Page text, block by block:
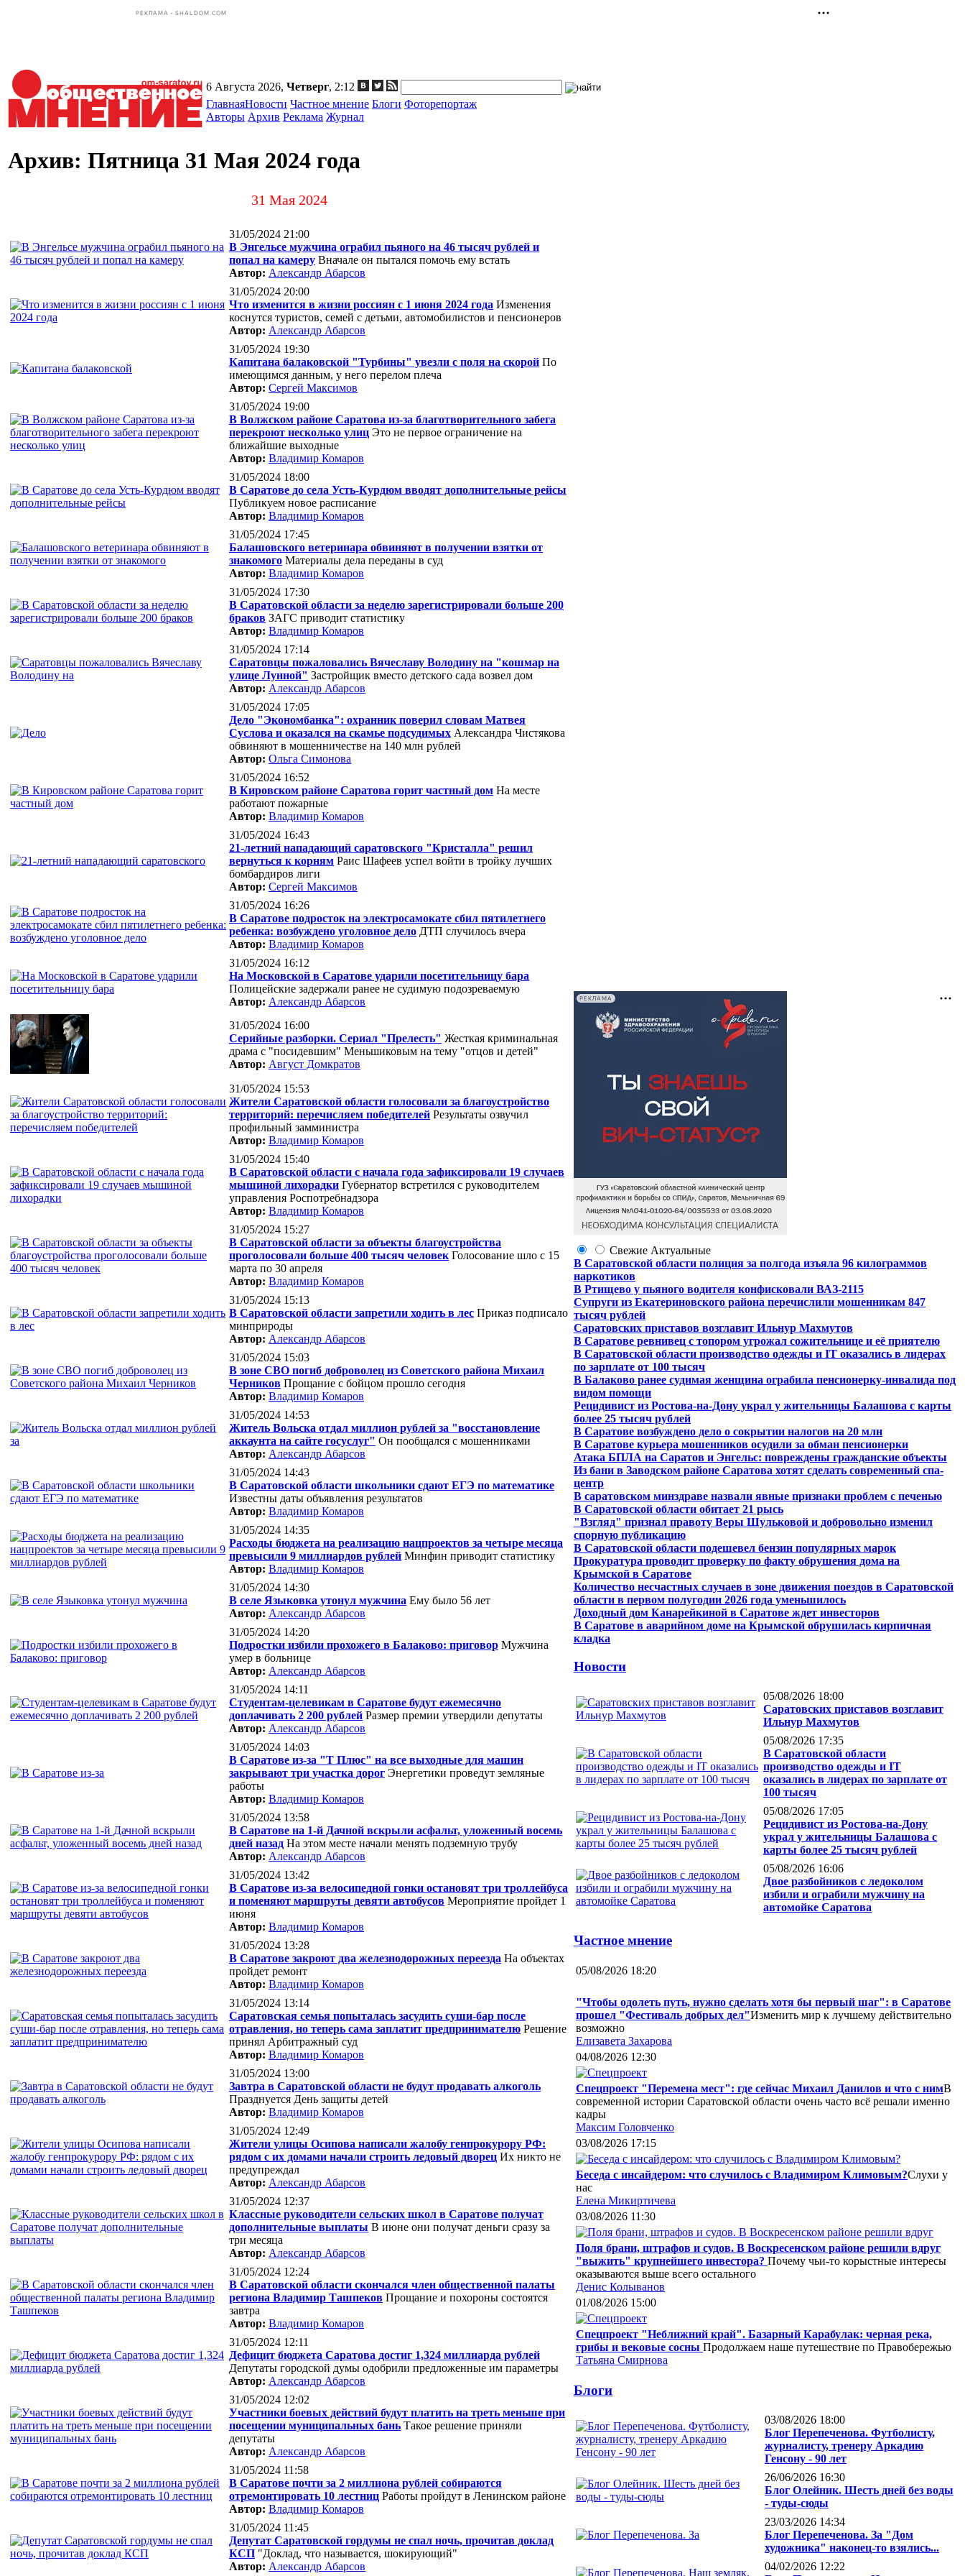
РЕКЛАМА • SHALDOM.COM
6 Августа 2026, Четверг, 2:12
ГлавнаяНовости Частное мнение Блоги Фоторепортаж
Авторы Архив Реклама Журнал
Архив: Пятница 31 Мая 2024 года
31 Мая 2024
31/05/2024 21:00
В Энгельсе мужчина ограбил пьяного на 46 тысяч рублей и
попал на камеру Вначале он пытался помочь ему встать
Автор: Александр Абарсов
31/05/2024 20:00
Что изменится в жизни россиян с 1 июня 2024 года Изменения
коснутся туристов, семей с детьми, автомобилистов и пенсионеров
Автор: Александр Абарсов
31/05/2024 19:30
Капитана балаковской "Турбины" увезли с поля на скорой По
имеющимся данным, у него перелом плеча
Автор: Сергей Максимов
31/05/2024 19:00
В Волжском районе Саратова из-за благотворительного забега
перекроют несколько улиц Это не первое ограничение на
ближайшие выходные
Автор: Владимир Комаров
31/05/2024 18:00
В Саратове до села Усть-Курдюм вводят дополнительные рейсы
Публикуем новое расписание
Автор: Владимир Комаров
31/05/2024 17:45
Балашовского ветеринара обвиняют в получении взятки от
знакомого Материалы дела переданы в суд
Автор: Владимир Комаров
31/05/2024 17:30
В Саратовской области за неделю зарегистрировали больше 200
браков ЗАГС приводит статистику
Автор: Владимир Комаров
31/05/2024 17:14
Саратовцы пожаловались Вячеславу Володину на "кошмар на
улице Лунной" Застройщик вместо детского сада возвел дом
Автор: Александр Абарсов
31/05/2024 17:05
Дело "Экономбанка": охранник поверил словам Матвея
Суслова и оказался на скамье подсудимых Александра Чистякова
обвиняют в мошенничестве на 140 млн рублей
Автор: Ольга Симонова
31/05/2024 16:52
В Кировском районе Саратова горит частный дом На месте
работают пожарные
Автор: Владимир Комаров
31/05/2024 16:43
21-летний нападающий саратовского "Кристалла" решил
вернуться к корням Раис Шафеев успел войти в тройку лучших
бомбардиров лиги
Автор: Сергей Максимов
31/05/2024 16:26
В Саратове подросток на электросамокате сбил пятилетнего
ребенка: возбуждено уголовное дело ДТП случилось вчера
Автор: Владимир Комаров
31/05/2024 16:12
На Московской в Саратове ударили посетительницу бара
Полицейские задержали ранее не судимую подозреваемую
Автор: Александр Абарсов
31/05/2024 16:00
Серийные разборки. Сериал "Прелесть" Жесткая криминальная
драма с "посидевшим" Меньшиковым на тему "отцов и детей"
Автор: Август Домкратов
31/05/2024 15:53
Жители Саратовской области голосовали за благоустройство
территорий: перечисляем победителей Результаты озвучил
профильный замминистра
Автор: Владимир Комаров
31/05/2024 15:40
В Саратовской области с начала года зафиксировали 19 случаев
мышиной лихорадки Губернатор встретился с руководителем
управления Роспотребнадзора
Автор: Владимир Комаров
31/05/2024 15:27
В Саратовской области за объекты благоустройства
проголосовали больше 400 тысяч человек Голосование шло с 15
марта по 30 апреля
Автор: Владимир Комаров
31/05/2024 15:13
В Саратовской области запретили ходить в лес Приказ подписало
минприроды
Автор: Александр Абарсов
31/05/2024 15:03
В зоне СВО погиб доброволец из Советского района Михаил
Черников Прощание с бойцом прошло сегодня
Автор: Владимир Комаров
31/05/2024 14:53
Житель Вольска отдал миллион рублей за "восстановление
аккаунта на сайте госуслуг" Он пообщался с мошенниками
Автор: Александр Абарсов
31/05/2024 14:43
В Саратовской области школьники сдают ЕГЭ по математике
Известны даты объявления результатов
Автор: Владимир Комаров
31/05/2024 14:35
Расходы бюджета на реализацию нацпроектов за четыре месяца
превысили 9 миллиардов рублей Минфин приводит статистику
Автор: Владимир Комаров
31/05/2024 14:30
В селе Языковка утонул мужчина Ему было 56 лет
Автор: Александр Абарсов
31/05/2024 14:20
Подростки избили прохожего в Балаково: приговор Мужчина
умер в больнице
Автор: Александр Абарсов
31/05/2024 14:11
Студентам-целевикам в Саратове будут ежемесячно
доплачивать 2 200 рублей Размер премии утвердили депутаты
Автор: Александр Абарсов
31/05/2024 14:03
В Саратове из-за "Т Плюс" на все выходные для машин
закрывают три участка дорог Энергетики проведут земляные
работы
Автор: Владимир Комаров
31/05/2024 13:58
В Саратове на 1-й Дачной вскрыли асфальт, уложенный восемь
дней назад На этом месте начали менять подземную трубу
Автор: Александр Абарсов
31/05/2024 13:42
В Саратове из-за велосипедной гонки остановят три троллейбуса
и поменяют маршруты девяти автобусов Мероприятие пройдет 1
июня
Автор: Владимир Комаров
31/05/2024 13:28
В Саратове закроют два железнодорожных переезда На объектах
пройдет ремонт
Автор: Владимир Комаров
31/05/2024 13:14
Саратовская семья попыталась засудить суши-бар после
отравления, но теперь сама заплатит предпринимателю Решение
принял Арбитражный суд
Автор: Владимир Комаров
31/05/2024 13:00
Завтра в Саратовской области не будут продавать алкоголь
Празднуется День защиты детей
Автор: Владимир Комаров
31/05/2024 12:49
Жители улицы Осипова написали жалобу генпрокурору РФ:
рядом с их домами начали строить ледовый дворец Их никто не
предупреждал
Автор: Александр Абарсов
31/05/2024 12:37
Классные руководители сельских школ в Саратове получат
дополнительные выплаты В июне они получат деньги сразу за
три месяца
Автор: Александр Абарсов
31/05/2024 12:24
В Саратовской области скончался член общественной палаты
региона Владимир Ташпеков Прощание и похороны состоятся
завтра
Автор: Владимир Комаров
31/05/2024 12:11
Дефицит бюджета Саратова достиг 1,324 миллиарда рублей
Депутаты городской думы одобрили предложенные им параметры
Автор: Александр Абарсов
31/05/2024 12:02
Участники боевых действий будут платить на треть меньше при
посещении муниципальных бань Такое решение приняли
депутаты
Автор: Александр Абарсов
31/05/2024 11:58
В Саратове почти за 2 миллиона рублей собираются
отремонтировать 10 лестниц Работы пройдут в Ленинском районе
Автор: Владимир Комаров
31/05/2024 11:45
Депутат Саратовской гордумы не спал ночь, прочитав доклад
КСП "Доклад, что называется, шокирующий"
Автор: Александр Абарсов
РЕКЛАМА
Свежие Актуальные
В Саратовской области полиция за полгода изъяла 96 килограммов
наркотиков
В Ртищево у пьяного водителя конфисковали ВАЗ-2115
Супруги из Екатериновского района перечислили мошенникам 847
тысяч рублей
Саратовских приставов возглавит Ильнур Махмутов
В Саратове ревнивец с топором угрожал сожительнице и её приятелю
В Саратовской области производство одежды и IT оказались в лидерах
по зарплате от 100 тысяч
В Балаково ранее судимая женщина ограбила пенсионерку-инвалида под
видом помощи
Рецидивист из Ростова-на-Дону украл у жительницы Балашова с карты
более 25 тысяч рублей
В Саратове возбуждено дело о сокрытии налогов на 20 млн
В Саратове курьера мошенников осудили за обман пенсионерки
Атака БПЛА на Саратов и Энгельс: повреждены гражданские объекты
Из бани в Заводском районе Саратова хотят сделать современный спа-
центр
В саратовском минздраве назвали явные признаки проблем с печенью
В Саратовской области обитает 21 рысь
"Взгляд" признал правоту Веры Шульковой и добровольно изменил
спорную публикацию
В Саратовской области подешевел бензин популярных марок
Прокуратура проводит проверку по факту обрушения дома на
Крымской в Саратове
Количество несчастных случаев в зоне движения поездов в Саратовской
области в первом полугодии 2026 года уменьшилось
Доходный дом Канарейкиной в Саратове ждет инвесторов
В Саратове в аварийном доме на Крымской обрушилась кирпичная
кладка
Новости
05/08/2026 18:00
Саратовских приставов возглавит
Ильнур Махмутов
05/08/2026 17:35
В Саратовской области
производство одежды и IT
оказались в лидерах по зарплате от
100 тысяч
05/08/2026 17:05
Рецидивист из Ростова-на-Дону
украл у жительницы Балашова с
карты более 25 тысяч рублей
05/08/2026 16:06
Двое разбойников с ледоколом
избили и ограбили мужчину на
автомойке Саратова
Частное мнение
05/08/2026 18:20
"Чтобы одолеть путь, нужно сделать хотя бы первый шаг": в Саратове
прошел "Фестиваль добрых дел"Изменить мир к лучшему действительно
возможно
Елизавета Захарова
04/08/2026 12:30
Спецпроект "Перемена мест": где сейчас Михаил Данилов и что с нимВ
современной истории Саратовской области очень часто всё решали именно
кадры
Максим Головченко
03/08/2026 17:15
Беседа с инсайдером: что случилось с Владимиром Климовым?Слухи у
нас
Елена Микиртичева
03/08/2026 11:30
Поля брани, штрафов и судов. В Воскресенском районе решили вдруг
"выжить" крупнейшего инвестора? Почему чьи-то корыстные интересы
оказываются выше всего остального
Денис Колыванов
01/08/2026 15:00
Спецпроект "Неближний край". Базарный Карабулак: черная река,
грибы и вековые сосны Продолжаем наше путешествие по Правобережью
Татьяна Смирнова
Блоги
03/08/2026 18:00
Блог Перепеченова. Футболисту,
журналисту, тренеру Аркадию
Генсону - 90 лет
26/06/2026 16:30
Блог Олейник. Шесть дней без воды
- туды-сюды
23/03/2026 14:34
Блог Перепеченова. За "Дом
художника" наконец-то взялись...
04/02/2026 12:22